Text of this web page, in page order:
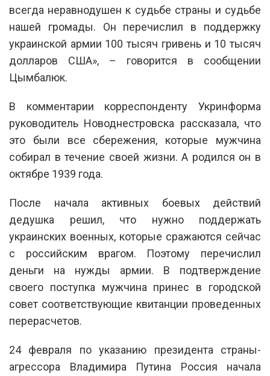
всегда неравнодушен к судьбе страны и судьбе
нашей громады. Он перечислил в поддержку
украинской армии 100 тысяч гривень и 10 тысяч
долларов США», – говорится в сообщении
Цымбалюк.
В комментарии корреспонденту Укринформа
руководитель Новоднестровска рассказала, что
это были все сбережения, которые мужчина
собирал в течение своей жизни. А родился он в
октябре 1939 года.
После начала активных боевых действий
дедушка решил, что нужно поддержать
украинских военных, которые сражаются сейчас
с российским врагом. Поэтому перечислил
деньги на нужды армии. В подтверждение
своего поступка мужчина принес в городской
совет соответствующие квитанции проведенных
перерасчетов.
24 февраля по указанию президента страны-
агрессора Владимира Путина Россия начала